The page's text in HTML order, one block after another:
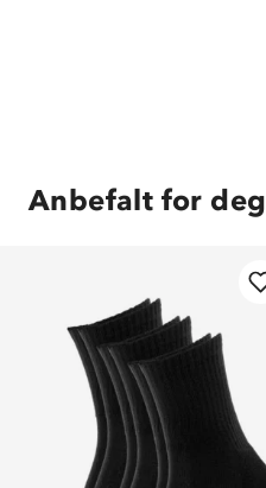
Anbefalt for deg